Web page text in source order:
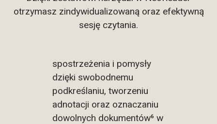
otrzymasz zindywidualizowaną oraz efektywną
sesję czytania.
adnotacje i
zaznaczaj
spostrzeżenia i pomysły
dzięki swobodnemu
podkreślaniu, tworzeniu
adnotacji oraz oznaczaniu
dowolnych dokumentów⁶ w